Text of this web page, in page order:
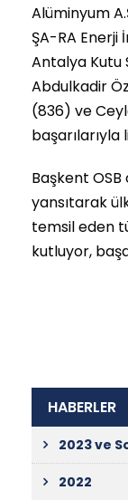
Alüminyum
ŞA-RA Enerji
Antalya Kutu
Abdulkadir
(836) ve
başarılarıyla
Başkent
yansıtarak
temsil eden
kutluyor,
HABERLER
2023 ve
2022